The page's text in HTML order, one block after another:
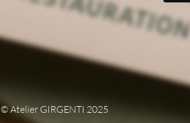
© Atelier GIRGENTI 2025